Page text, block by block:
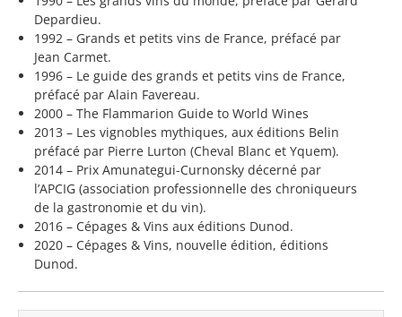
Depardieu.
1992 – Grands et petits vins de France, préfacé par
Jean Carmet.
1996 – Le guide des grands et petits vins de France,
préfacé par Alain Favereau.
2000 – The Flammarion Guide to World Wines
2013 – Les vignobles mythiques, aux éditions Belin
préfacé par Pierre Lurton (Cheval Blanc et Yquem).
2014 – Prix Amunategui-Curnonsky décerné par
l’APCIG (association professionnelle des chroniqueurs
de la gastronomie et du vin).
2016 – Cépages & Vins aux éditions Dunod.
2020 – Cépages & Vins, nouvelle édition, éditions
Dunod.